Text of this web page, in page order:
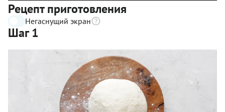
Рецепт приготовления
Негаснущий экран
Шаг 1